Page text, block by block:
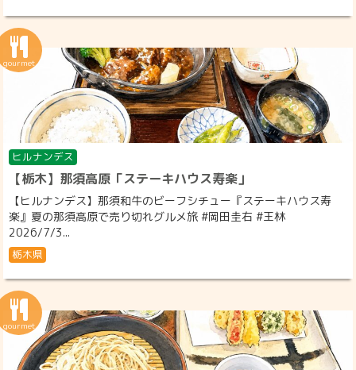
ヒルナンデス
【栃木】那須高原「ステーキハウス寿楽」
【ヒルナンデス】那須和牛のビーフシチュー『ステーキハウス寿
楽』夏の那須高原で売り切れグルメ旅 #岡田圭右 #王林
2026/7/3...
栃木県